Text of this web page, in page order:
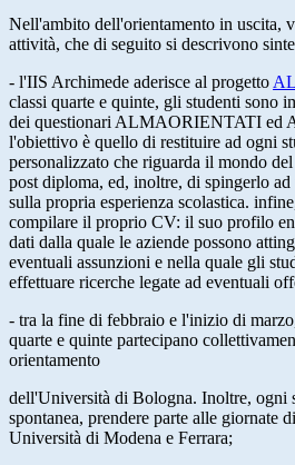
Nell'ambito dell'orientamento in uscita,
attività, che di seguito si descrivono
- l'IIS Archimede aderisce al progetto
classi quarte e quinte, gli studenti sono
dei questionari ALMAORIENTATI ed
l'obiettivo è quello di restituire ad ogni
personalizzato che riguarda il mondo
post diploma, ed, inoltre, di spingerlo
sulla propria esperienza scolastica.
compilare il proprio CV: il suo profilo
dati dalla quale le aziende possono
eventuali assunzioni e nella quale gli
effettuare ricerche legate ad eventuali
- tra la fine di febbraio e l'inizio di
quarte e quinte partecipano
orientamento
dell'Università di Bologna. Inoltre, ogni
spontanea, prendere parte alle giornate
Università di Modena e Ferrara;